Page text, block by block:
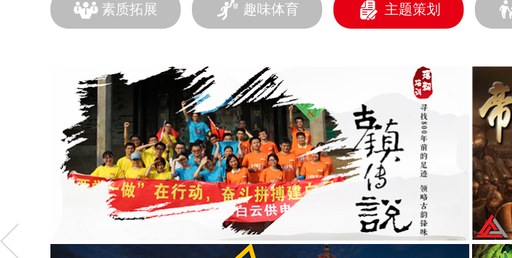
素质拓展 趣味体育 主题策划